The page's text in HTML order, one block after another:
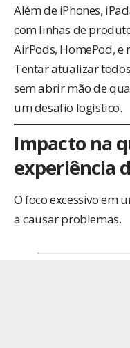
Além de iPhones,
com linhas de
AirPods, HomePod, e
Tentar atualizar
sem abrir mão de
um desafio logístico.
Impacto na
experiência
O foco excessivo em
a causar problemas.